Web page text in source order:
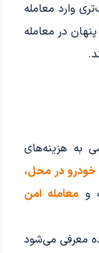
وارد معامله
در معامله
به هزینه‌های
خودرو در محل،
و معامله امن
معرفی می‌شود